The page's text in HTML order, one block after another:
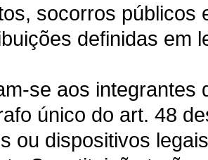
socorros públicos
definidas em
se aos integrantes
único do art. 48
ou dispositivos